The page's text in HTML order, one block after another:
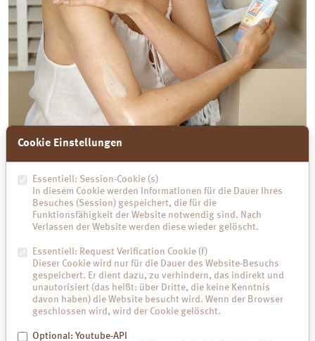
Cookie Einstellungen
Essentiell: Session-Cookie (s)
In diesem Cookie werden Informationen für die Dauer Ihres
Besuches (Session) gespeichert, die für die
Funktionsfähigkeit der Website notwendig sind. Nach
Verlassen der Website werden diese wieder gelöscht.
Essentiell: Request Verification Cookie (f)
Dieser Cookie wird nur für die Dauer des Website-Besuchs
gespeichert. Er dient dazu, zu verhindern, das indirekt und
unautorisiert (das heißt: über Dritte, die keine Kenntnis
davon haben) die Website besucht wird. Wenn der Browser
geschlossen wird, wird der Cookie gelöscht.
Optional: Youtube-API